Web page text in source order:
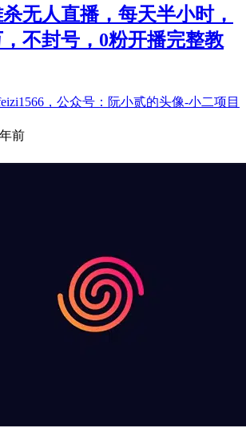
无人直播，每天半小时，
，不封号，0粉开播完整教
前